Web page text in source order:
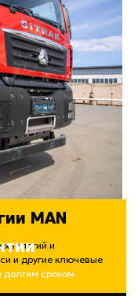
MAN
и
и другие ключевые
долгим сроком